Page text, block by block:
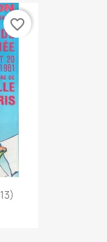
favorite_border